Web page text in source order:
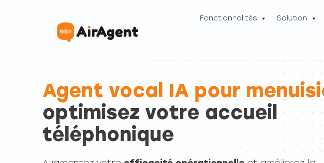
Fonctionnalités Solution
Agent vocal IA pour
optimisez votre accueil
téléphonique